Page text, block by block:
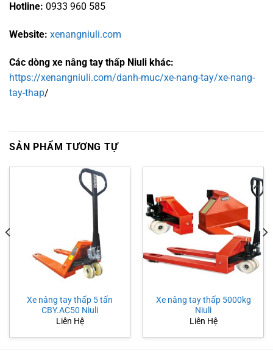
Hotline: 0933 960 585
Website: xenangniuli.com
Các dòng xe nâng tay thấp Niuli khác:
https://xenangniuli.com/danh-muc/xe-nang-tay/xe-nang-
tay-thap/
SẢN PHẨM TƯƠNG TỰ
Xe nâng tay thấp 5 tấn
CBY.AC50 Niuli
Liên Hệ
Xe nâng tay thấp 5000kg
Niuli
Liên Hệ